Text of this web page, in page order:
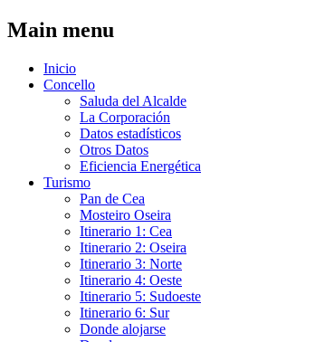
Pasar al contenido principal
Main menu
Inicio
Concello
Saluda del Alcalde
La Corporación
Datos estadísticos
Otros Datos
Eficiencia Energética
Turismo
Pan de Cea
Mosteiro Oseira
Itinerario 1: Cea
Itinerario 2: Oseira
Itinerario 3: Norte
Itinerario 4: Oeste
Itinerario 5: Sudoeste
Itinerario 6: Sur
Donde alojarse